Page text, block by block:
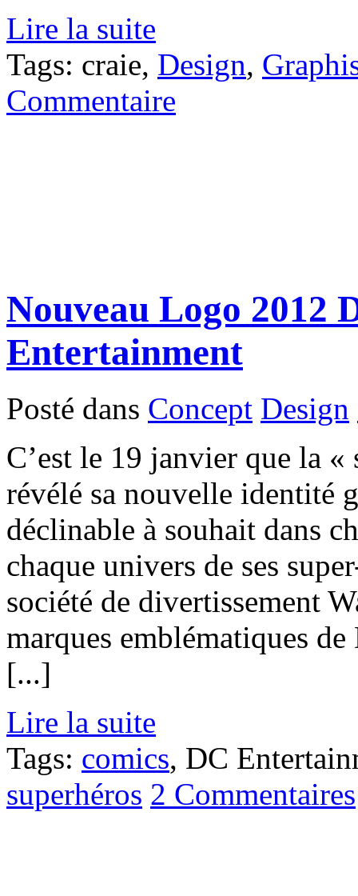
Lire la suite
Tags: craie, Design,
Commentaire
Nouveau Logo 2012
Entertainment
Posté dans Concept Design
C’est le 19 janvier que la
révélé sa nouvelle identité
déclinable à souhait dans
chaque univers de ses
société de divertissement
marques emblématiques
[...]
Lire la suite
Tags: comics, DC
superhéros 2 Commentaires